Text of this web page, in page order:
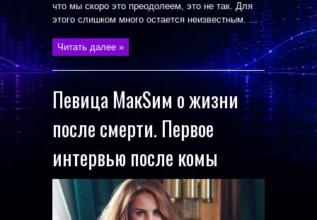
что мы скоро это преодолеем, это не так. Для
этого слишком много остается неизвестным. ...
Читать далее »
Певица МакSим о жизни
после смерти. Первое
интервью после комы